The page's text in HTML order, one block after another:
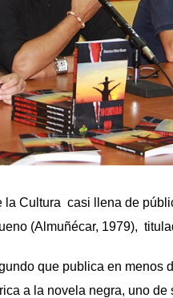
Cultura casi llena de
(Almuñécar, 1979),
que publica en menos
a la novela negra, uno de